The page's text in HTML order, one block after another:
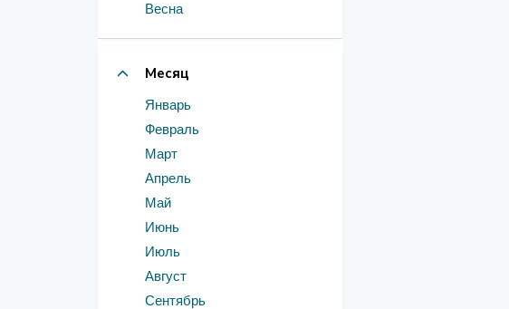
Весна
Месяц
Январь
Февраль
Март
Апрель
Май
Июнь
Июль
Август
Сентябрь